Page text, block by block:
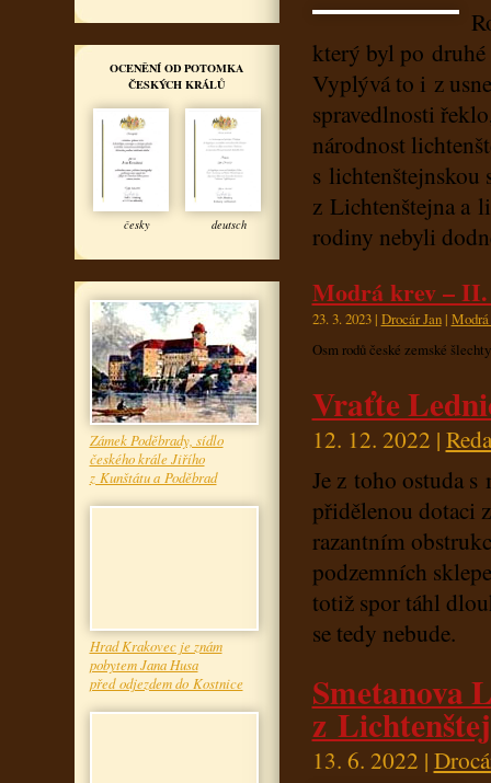
OCENĚNÍ OD POTOMKA
ČESKÝCH KRÁLŮ
česky deutsch
Zámek Poděbrady, sídlo
českého krále Jiřího
z Kunštátu a Poděbrad
Hrad Krakovec je znám
pobytem Jana Husa
před odjezdem do Kostnice
který byl po druhé
Vyplývá to i z
spravedlnosti
národnost
s lichtenštejnskou
z Lichtenštejna a
rodiny nebyli
Modrá krev –
23. 3. 2023 | Drocár Jan|
Osm rodů české zemské
Vraťte
12. 12. 2022 |
Je z toho ostuda
přidělenou dotaci
razantním
podzemních
totiž spor táhl
se tedy nebude.
Smetanova
z
13. 6. 2022 |